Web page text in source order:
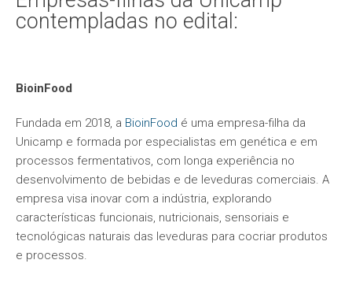
contempladas no edital:
BioinFood
Fundada em 2018, a BioinFood é uma empresa-filha da
Unicamp e formada por especialistas em genética e em
processos fermentativos, com longa experiência no
desenvolvimento de bebidas e de leveduras comerciais. A
empresa visa inovar com a indústria, explorando
características funcionais, nutricionais, sensoriais e
tecnológicas naturais das leveduras para cocriar produtos
e processos.